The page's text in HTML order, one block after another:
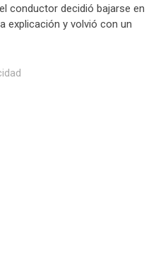
conductor decidió bajarse en
explicación y volvió con un